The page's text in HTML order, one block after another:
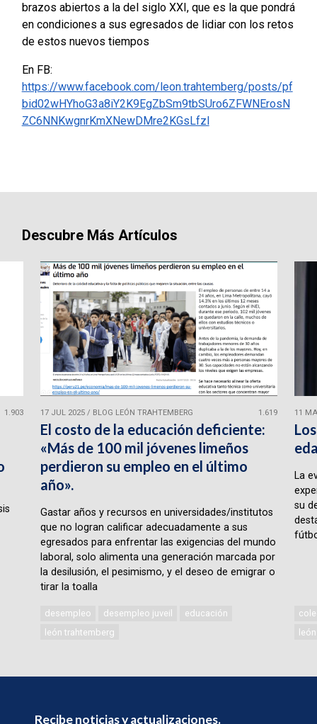
brazos abiertos a la del siglo XXI, que es la que pondrá
en condiciones a sus egresados de lidiar con los retos
de estos nuevos tiempos
En FB:
https://www.facebook.com/leon.trahtemberg/posts/pf
bid02wHYhoG3a8iY2K9EgZbSm9tbSUro6ZFWNErosN
ZC6NNKwgnrKmXNewDMre2KGsLfzl
Descubre Más Artículos
1.903 17 JUL 2025/ BLOG LEÓN TRAHTEMBERG 1.619
El costo de la educación deficiente:
«Más de 100 mil jóvenes limeños
perdieron su empleo en el último
año».
Gastar años y recursos en universidades/institutos
que no logran calificar adecuadamente a sus
egresados para enfrentar las exigencias del mundo
laboral, solo alimenta una generación marcada por
la desilusión, el pesimismo, y el deseo de emigrar o
tirar la toalla
desempleo desempleo juveil
educación
león trahtemberg
11
La
su
Recibe noticias y actualizaciones.